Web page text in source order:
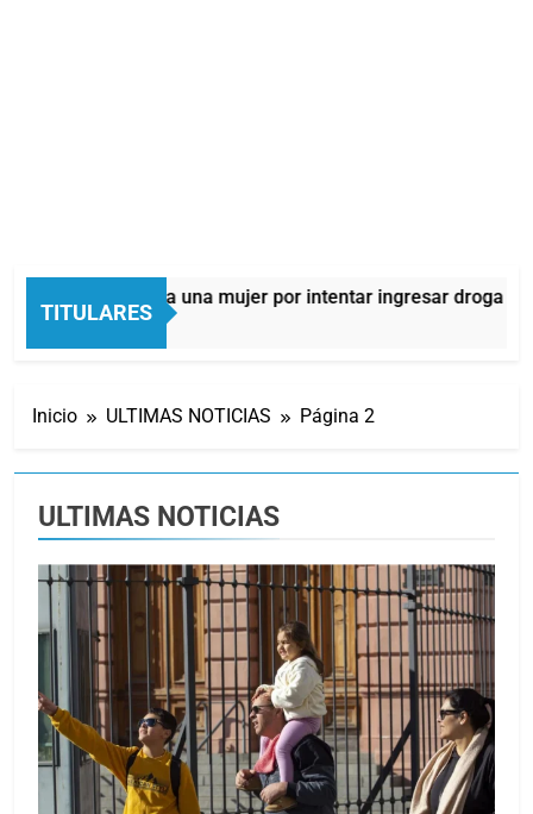
TITULARES
a una mujer por intentar ingresar droga a una
Inicio ULTIMAS NOTICIAS Página 2
ULTIMAS NOTICIAS